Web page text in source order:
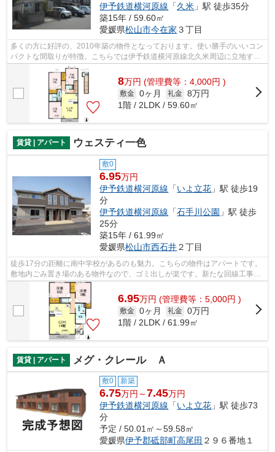
伊予鉄道横河原線 「久米 」駅 徒歩35分
築15年 / 59.60㎡
愛媛県松山市今在家 ３丁目
多くの方に好評の、2010年築の物件となっております。使い勝手のいいコン
パクトな間取りが特徴。こちらでは伊予鉄道横河原線北久米周辺に立地する
物件情報をご紹介しております。詳細...
8万円 (管理費等：4,000円 )
敷金 0ヶ月 礼金 8万円
1階 / 2LDK / 59.60㎡
賃貸 | アパート ウェスティ一色
敷0
6.95万円
伊予鉄道横河原線 「いよ立花 」駅 徒歩19
分
伊予鉄道横河原線 「石手川公園 」駅 徒歩
25分
築15年 / 61.99㎡
愛媛県松山市西石井２丁目
徒歩17分の距離に南中学校があるのも魅力。こちらの物件はアパートです。
敷地内ごみ置き場のある物件なので、ゴミ出しが楽です。新たな回線工事が
必要ない、経済的なネット回線工事済...
6.95万円 (管理費等：5,000円 )
敷金 0ヶ月 礼金 0万円
1階 / 2LDK / 61.99㎡
賃貸 | アパート メグ・クレール Ａ
敷0 新築
6.75万円～7.45万円
伊予鉄道横河原線 「いよ立花 」駅 徒歩73
分
予定 / 50.01㎡～59.58㎡
愛媛県伊予郡砥部町高尾田 ２９６番地１